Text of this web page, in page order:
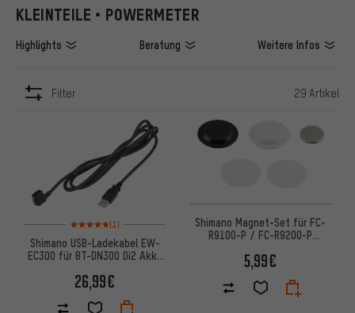
KLEINTEILE • POWERMETER
Highlights Beratung Weitere Infos
Filter 29 Artikel
Bewertungen: 5 von 5 basierend auf 1 Bewertungen
(1)
Shimano USB-Ladekabel EW-
EC300 für BT-DN300 Di2 Akku
26,99€
Shimano Magnet-Set für FC-
R9100-P / FC-R9200-P
5,99€